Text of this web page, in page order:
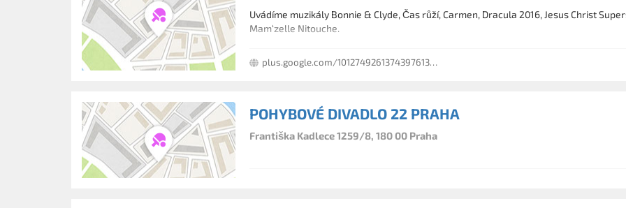
Uvádíme muzikály Bonnie & Clyde, Čas růží, Carmen, Dracula 2016, Jesus Christ
Mam‘zelle Nitouche.
plus.google.com/101274926137439761373
POHYBOVÉ DIVADLO 22 PRAHA
Františka Kadlece 1259/8, 180 00 Praha